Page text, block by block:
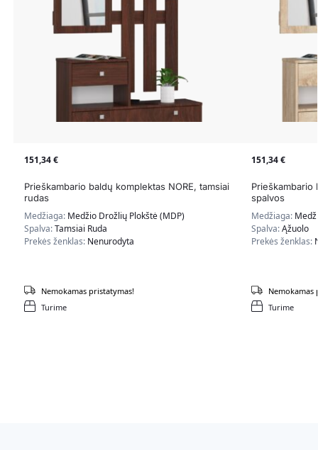
151,34€
Prieškambario baldų komplektas NORE, tamsiai
rudas
Medžiaga: Medžio Drožlių Plokštė (MDP)
Spalva:Tamsiai Ruda
Prekės ženklas: Nenurodyta
Turime
Nemokamas pristatymas!
151,34€
Prieškambario
spalvos
Medžiaga:
Spalva:Ąžuolo
Prekės ženklas:
Turime
Nemokamas